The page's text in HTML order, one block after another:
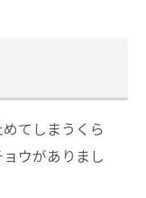
てしまうくら
ウがありまし